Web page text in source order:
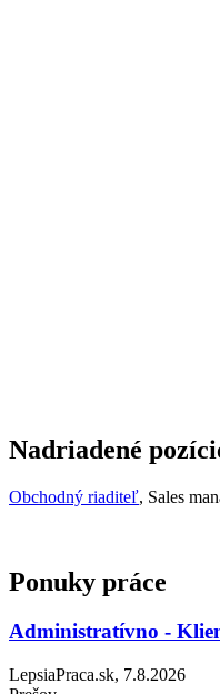
Nadriadené
Obchodný riaditeľ, Sales
Ponuky práce
Administratívno -
LepsiaPraca.sk, 7.8.2026